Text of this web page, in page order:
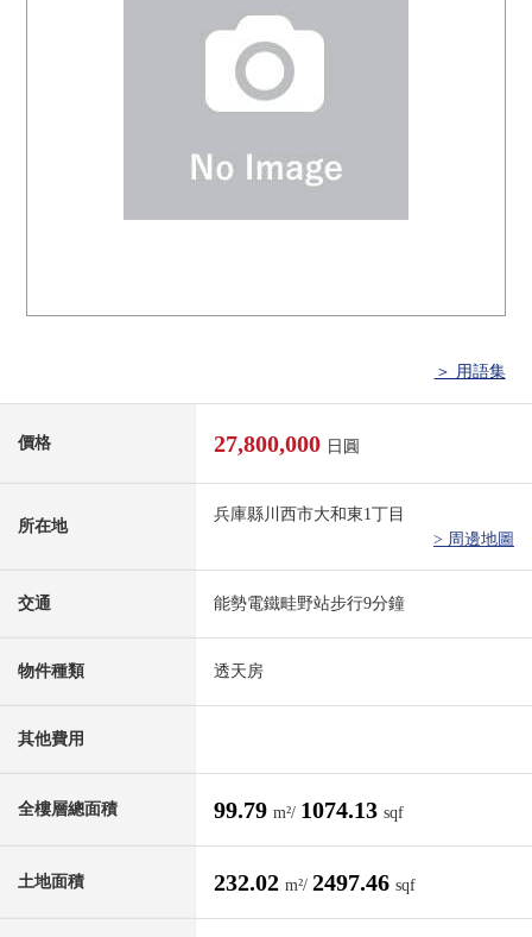
＞ 用語集
價格 27,800,000 日圓
所在地
兵庫縣川西市大和東1丁目
> 周邊地圖
交通 能勢電鐵畦野站步行9分鐘
物件種類 透天房
其他費用
全樓層總面積 99.79 m²/ 1074.13 sqf
土地面積 232.02 m²/ 2497.46 sqf